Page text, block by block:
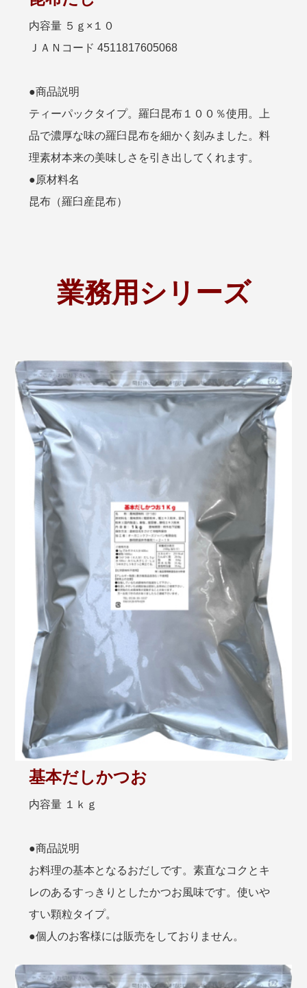
内容量 ５ｇ×１０
ＪＡＮコード 4511817605068
●商品説明
ティーパックタイプ。羅臼昆布１００％使用。上
品で濃厚な味の羅臼昆布を細かく刻みました。料
理素材本来の美味しさを引き出してくれます。
●原材料名
昆布（羅臼産昆布）
業務用シリーズ
基本だしかつお
内容量 １ｋｇ
●商品説明
お料理の基本となるおだしです。素直なコクとキ
レのあるすっきりとしたかつお風味です。使いや
すい顆粒タイプ。
●個人のお客様には販売をしておりません。